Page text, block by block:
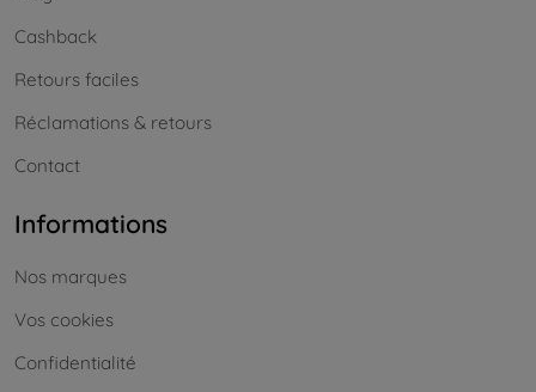
Cashback
Retours faciles
Réclamations & retours
Contact
Informations
Nos marques
Vos cookies
Confidentialité